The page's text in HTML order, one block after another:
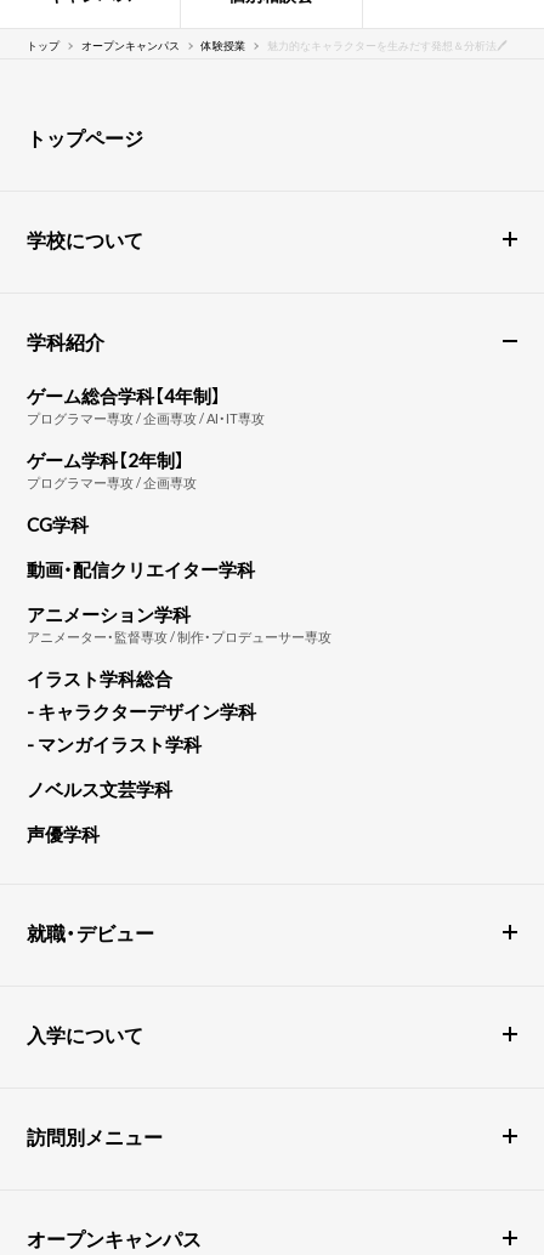
トップ オープンキャンパス 体験授業 魅力的なキャラクターを生みだす発想＆分析法🖊
トップページ
学校について
学科紹介
ゲーム総合学科【4年制】
プログラマー専攻 / 企画専攻 / AI・IT専攻
ゲーム学科【2年制】
プログラマー専攻 / 企画専攻
CG学科
動画・配信クリエイター学科
アニメーション学科
アニメーター・監督専攻 / 制作・プロデューサー専攻
イラスト学科総合
- キャラクターデザイン学科
- マンガイラスト学科
ノベルス文芸学科
声優学科
就職・デビュー
入学について
訪問別メニュー
オープンキャンパス